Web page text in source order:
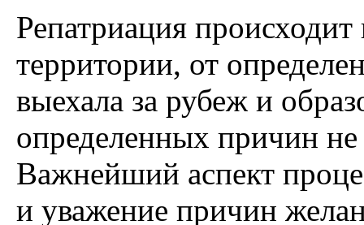
Репатриация
территории, от
выехала за рубеж и
определенных причин не
Важнейший аспект
и уважение причин